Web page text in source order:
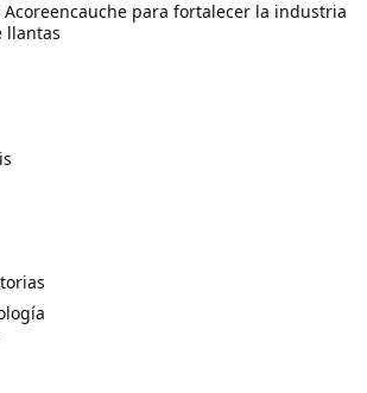
Acoreencauche para fortalecer la industria
llantas